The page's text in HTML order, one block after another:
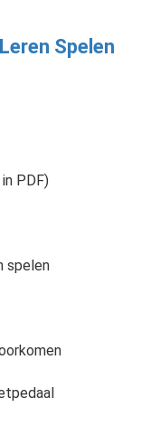
PDF)
spelen